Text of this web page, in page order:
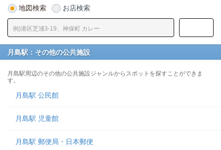
地図検索 お店検索
月島駅：その他の公共施設
月島駅周辺のその他の公共施設ジャンルからスポットを探すことができま
す。
月島駅 公民館
月島駅 児童館
月島駅 郵便局・日本郵便